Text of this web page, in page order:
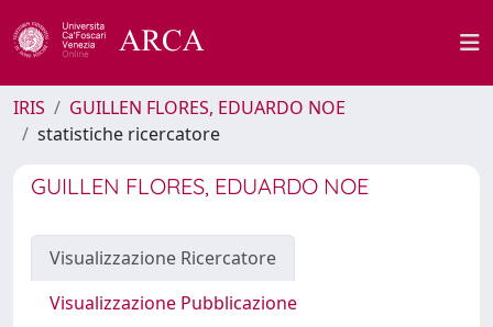
IRIS
GUILLEN FLORES, EDUARDO NOE
statistiche ricercatore
GUILLEN FLORES, EDUARDO NOE
Visualizzazione Ricercatore
Visualizzazione Pubblicazione